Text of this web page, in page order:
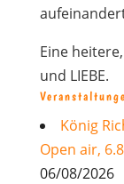
Eine
und LIEBE.
König
Open air,
06/08/2026